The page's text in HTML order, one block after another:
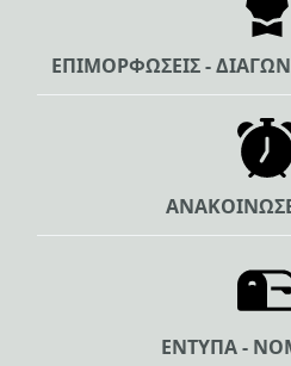
ΕΠΙΜΟΡΦΩΣΕΙΣ -
ΕΝΤΥΠΑ -